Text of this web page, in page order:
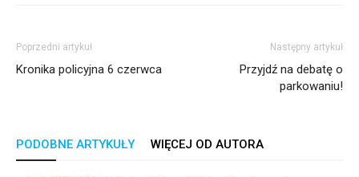
Poprzedni artykuł
Kronika policyjna 6 czerwca
Następny artykuł
Przyjdź na debatę o
parkowaniu!
PODOBNE ARTYKUŁY WIĘCEJ OD AUTORA